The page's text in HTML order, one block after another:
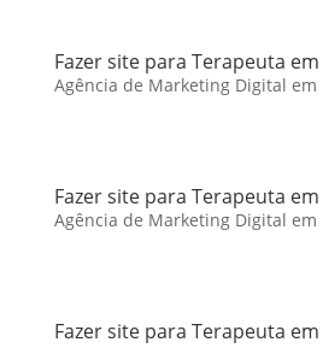
Fazer site para Terapeuta
Agência de Marketing Digital em
Fazer site para Terapeuta
Agência de Marketing Digital em
Fazer site para Terapeuta